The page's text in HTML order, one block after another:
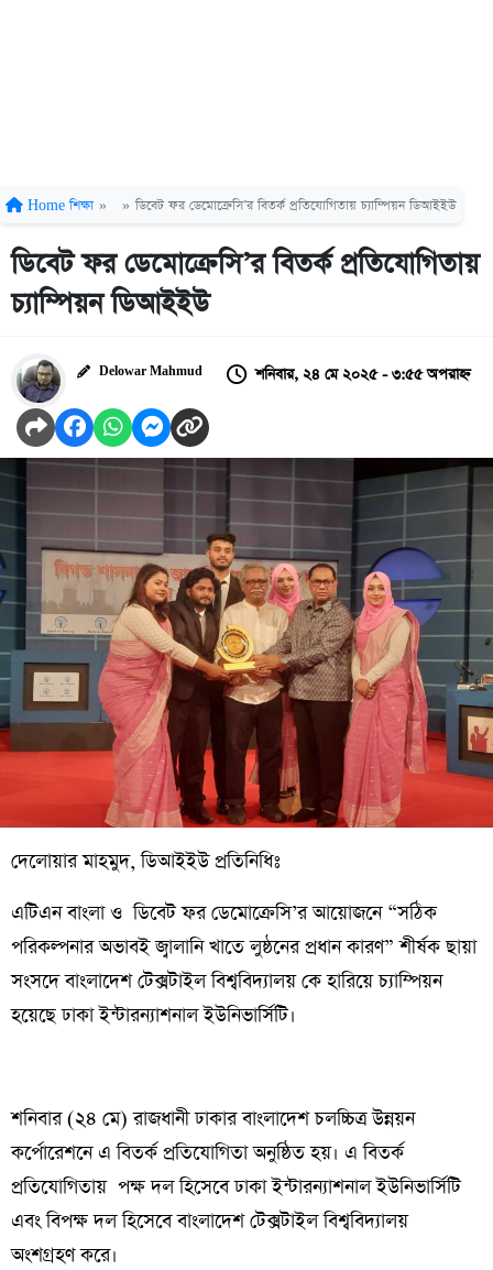
Home শিক্ষা » » ডিবেট ফর ডেমোক্রেসি’র বিতর্ক প্রতিযোগিতায় চ্যাম্পিয়ন ডিআইইউ
ডিবেট ফর ডেমোক্রেসি’র বিতর্ক প্রতিযোগিতায়
চ্যাম্পিয়ন ডিআইইউ
Delowar Mahmud শনিবার, ২৪ মে ২০২৫ - ৩:৫৫ অপরাহ্ন
দেলোয়ার মাহমুদ, ডিআইইউ প্রতিনিধিঃ
এটিএন বাংলা ও ডিবেট ফর ডেমোক্রেসি’র আয়োজনে “সঠিক
পরিকল্পনার অভাবই জ্বালানি খাতে লুষ্ঠনের প্রধান কারণ” শীর্ষক ছায়া
সংসদে বাংলাদেশ টেক্সটাইল বিশ্ববিদ্যালয় কে হারিয়ে চ্যাম্পিয়ন
হয়েছে ঢাকা ইন্টারন্যাশনাল ইউনিভার্সিটি।
শনিবার (২৪ মে) রাজধানী ঢাকার বাংলাদেশ চলচ্চিত্র উন্নয়ন
কর্পোরেশনে এ বিতর্ক প্রতিযোগিতা অনুষ্ঠিত হয়। এ বিতর্ক
প্রতিযোগিতায় পক্ষ দল হিসেবে ঢাকা ইন্টারন্যাশনাল ইউনিভার্সিটি
এবং বিপক্ষ দল হিসেবে বাংলাদেশ টেক্সটাইল বিশ্ববিদ্যালয়
অংশগ্রহণ করে।